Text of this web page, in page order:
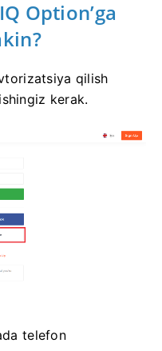
Option’ga
qilish
kerak.
telefon